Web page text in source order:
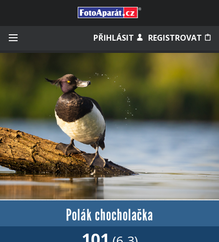
PŘIHLÁSIT REGISTROVAT
Zapamatovat
Zapomněli jste heslo?
Měli jste účet na starém webu?
Polák chocholačka